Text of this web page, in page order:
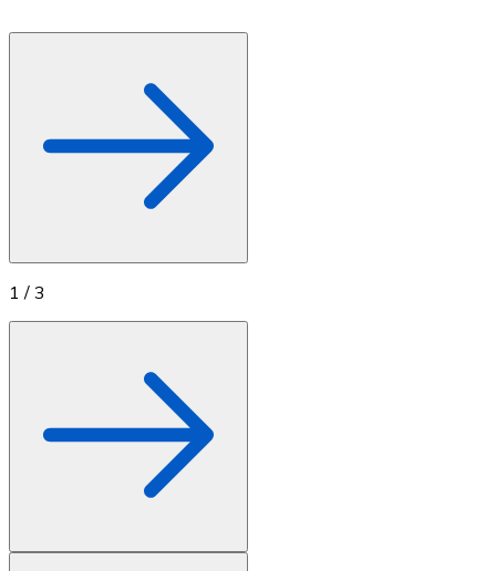
Vai al negozio di carte regalo
1 / 3